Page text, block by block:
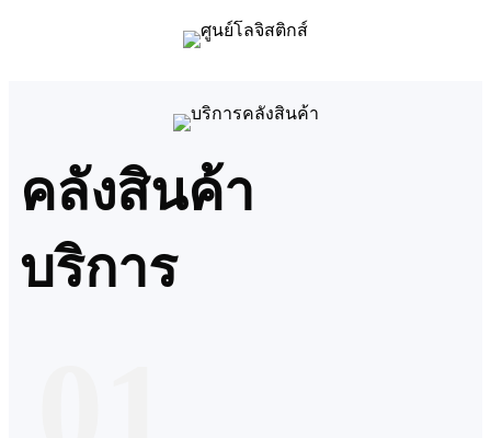
คลังสินค้า
บริการ